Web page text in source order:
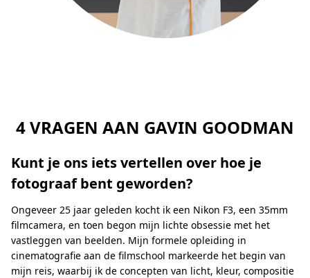
4 VRAGEN AAN GAVIN GOODMAN
Kunt je ons iets vertellen over hoe je
fotograaf bent geworden?
Ongeveer 25 jaar geleden kocht ik een Nikon F3, een 35mm
filmcamera, en toen begon mijn lichte obsessie met het
vastleggen van beelden. Mijn formele opleiding in
cinematografie aan de filmschool markeerde het begin van
mijn reis, waarbij ik de concepten van licht, kleur, compositie